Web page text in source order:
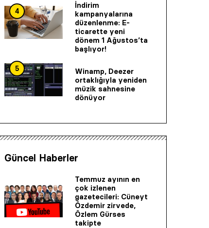
4
İndirim
kampanyalarına
düzenlenme: E-
ticarette yeni
dönem 1 Ağustos’ta
başlıyor!
5
Winamp, Deezer
ortaklığıyla yeniden
müzik sahnesine
dönüyor
Güncel Haberler
Temmuz ayının en
çok izlenen
gazetecileri: Cüneyt
Özdemir zirvede,
Özlem Gürses
takipte